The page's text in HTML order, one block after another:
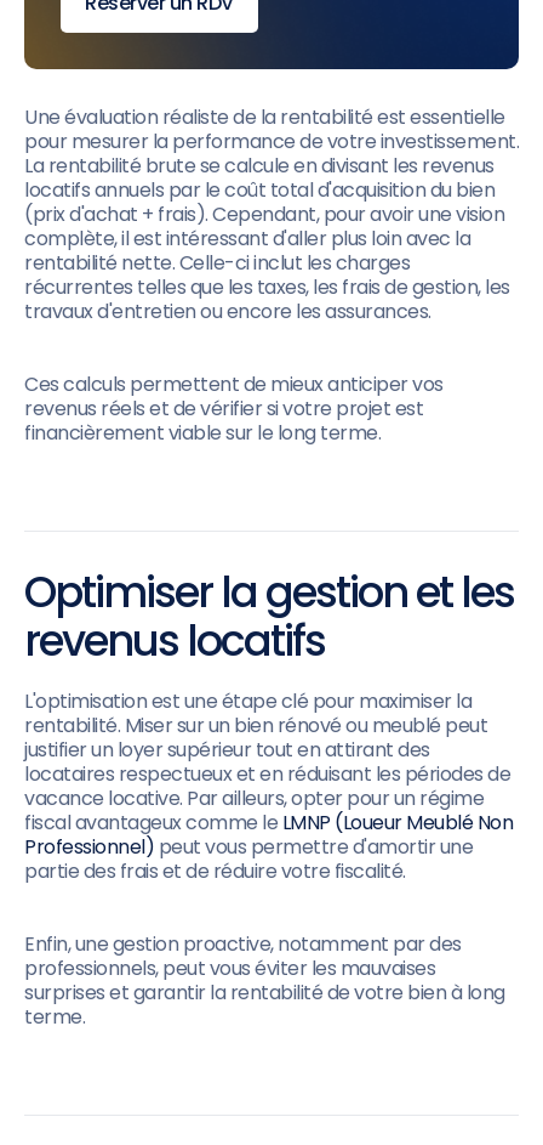
Une évaluation réaliste de la rentabilité est essentielle
pour mesurer la performance de votre investissement.
La rentabilité brute se calcule en divisant les revenus
locatifs annuels par le coût total d'acquisition du bien
(prix d'achat + frais). Cependant, pour avoir une vision
complète, il est intéressant d'aller plus loin avec la
rentabilité nette. Celle-ci inclut les charges
récurrentes telles que les taxes, les frais de gestion, les
travaux d'entretien ou encore les assurances.
Ces calculs permettent de mieux anticiper vos
revenus réels et de vérifier si votre projet est
financièrement viable sur le long terme.
Optimiser la gestion et les
revenus locatifs
L'optimisation est une étape clé pour maximiser la
rentabilité. Miser sur un bien rénové ou meublé peut
justifier un loyer supérieur tout en attirant des
locataires respectueux et en réduisant les périodes de
vacance locative. Par ailleurs, opter pour un régime
fiscal avantageux comme le LMNP (Loueur Meublé Non
Professionnel) peut vous permettre d'amortir une
partie des frais et de réduire votre fiscalité.
Enfin, une gestion proactive, notamment par des
professionnels, peut vous éviter les mauvaises
surprises et garantir la rentabilité de votre bien à long
terme.